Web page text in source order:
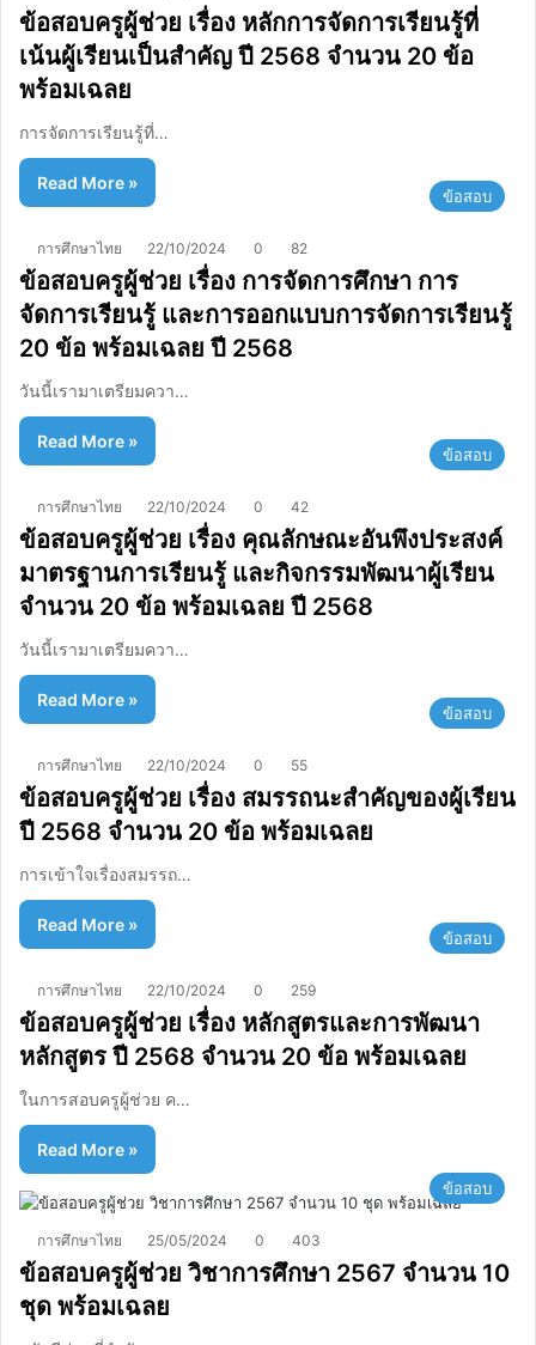
ข้อสอบครูผู้ช่วย เรื่อง หลักการจัดการเรียนรู้ที่
เน้นผู้เรียนเป็นสำคัญ ปี 2568 จำนวน 20 ข้อ
พร้อมเฉลย
การจัดการเรียนรู้ที่…
Read More »
ข้อสอบ
การศึกษาไทย 22/10/2024 0 82
ข้อสอบครูผู้ช่วย เรื่อง การจัดการศึกษา การ
จัดการเรียนรู้ และการออกแบบการจัดการเรียนรู้
20 ข้อ พร้อมเฉลย ปี 2568
วันนี้เรามาเตรียมควา…
Read More »
ข้อสอบ
การศึกษาไทย 22/10/2024 0 42
ข้อสอบครูผู้ช่วย เรื่อง คุณลักษณะอันพึงประสงค์
มาตรฐานการเรียนรู้ และกิจกรรมพัฒนาผู้เรียน
จำนวน 20 ข้อ พร้อมเฉลย ปี 2568
วันนี้เรามาเตรียมควา…
Read More »
ข้อสอบ
การศึกษาไทย 22/10/2024 0 55
ข้อสอบครูผู้ช่วย เรื่อง สมรรถนะสำคัญของผู้เรียน
ปี 2568 จำนวน 20 ข้อ พร้อมเฉลย
การเข้าใจเรื่องสมรรถ…
Read More »
ข้อสอบ
การศึกษาไทย 22/10/2024 0 259
ข้อสอบครูผู้ช่วย เรื่อง หลักสูตรและการพัฒนา
หลักสูตร ปี 2568 จำนวน 20 ข้อ พร้อมเฉลย
ในการสอบครูผู้ช่วย ค…
Read More »
ข้อสอบ
การศึกษาไทย 25/05/2024 0 403
ข้อสอบครูผู้ช่วย วิชาการศึกษา 2567 จำนวน 10
ชุด พร้อมเฉลย